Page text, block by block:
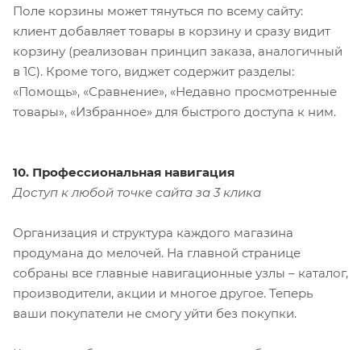
Поле корзины может тянуться по всему сайту:
клиент добавляет товары в корзину и сразу видит
корзину (реализован принцип заказа, аналогичный
в 1С). Кроме того, виджет содержит разделы:
«Помощь», «Сравнение», «Недавно просмотренные
товары», «Избранное» для быстрого доступа к ним.
10. Профессиональная навигация
Доступ к любой точке сайта за 3 клика
Организация и структура каждого магазина
продумана до мелочей. На главной странице
собраны все главные навигационные узлы – каталог,
производители, акции и многое другое. Теперь
ваши покупатели не смогу уйти без покупки.